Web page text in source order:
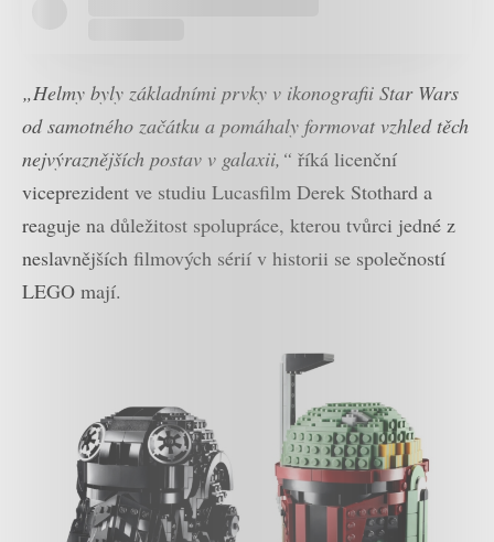
„Helmy byly základními prvky v ikonografii Star Wars
od samotného začátku a pomáhaly formovat vzhled těch
nejvýraznějších postav v galaxii,“ říká licenční
viceprezident ve studiu Lucasfilm Derek Stothard a
reaguje na důležitost spolupráce, kterou tvůrci jedné z
neslavnějších filmových sérií v historii se společností
LEGO mají.